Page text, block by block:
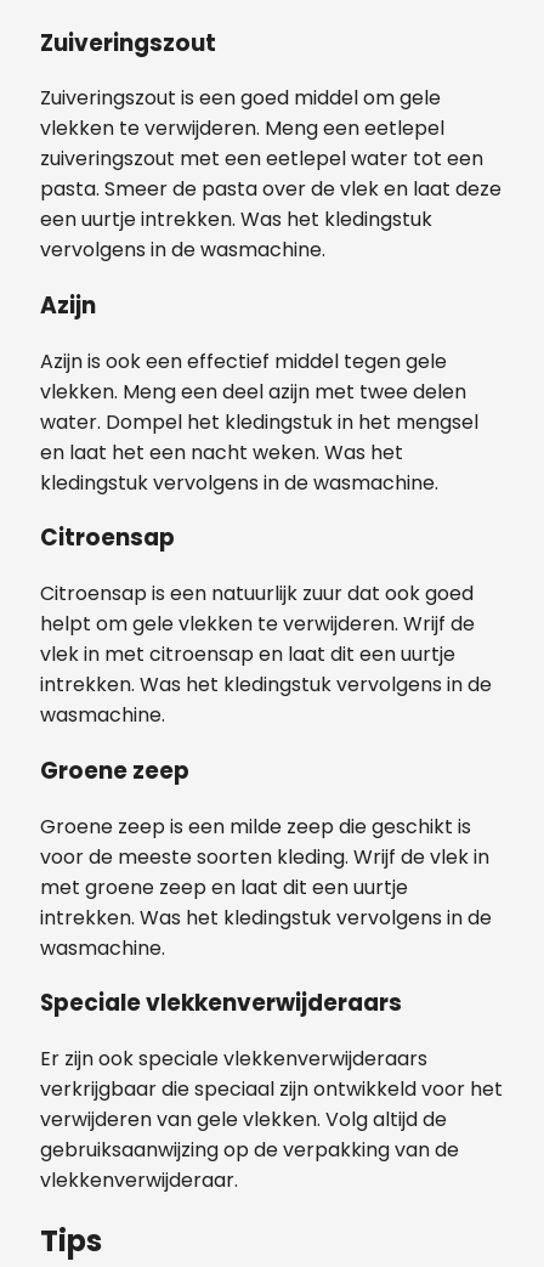
Zuiveringszout
Zuiveringszout is een goed middel om gele
vlekken te verwijderen. Meng een eetlepel
zuiveringszout met een eetlepel water tot een
pasta. Smeer de pasta over de vlek en laat deze
een uurtje intrekken. Was het kledingstuk
vervolgens in de wasmachine.
Azijn
Azijn is ook een effectief middel tegen gele
vlekken. Meng een deel azijn met twee delen
water. Dompel het kledingstuk in het mengsel
en laat het een nacht weken. Was het
kledingstuk vervolgens in de wasmachine.
Citroensap
Citroensap is een natuurlijk zuur dat ook goed
helpt om gele vlekken te verwijderen. Wrijf de
vlek in met citroensap en laat dit een uurtje
intrekken. Was het kledingstuk vervolgens in de
wasmachine.
Groene zeep
Groene zeep is een milde zeep die geschikt is
voor de meeste soorten kleding. Wrijf de vlek in
met groene zeep en laat dit een uurtje
intrekken. Was het kledingstuk vervolgens in de
wasmachine.
Speciale vlekkenverwijderaars
Er zijn ook speciale vlekkenverwijderaars
verkrijgbaar die speciaal zijn ontwikkeld voor het
verwijderen van gele vlekken. Volg altijd de
gebruiksaanwijzing op de verpakking van de
vlekkenverwijderaar.
Tips